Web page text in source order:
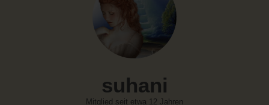
suhani
Mitglied seit etwa 12 Jahren